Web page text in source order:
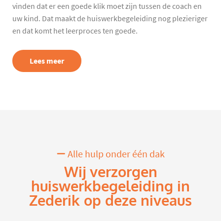
vinden dat er een goede klik moet zijn tussen de coach en
uw kind. Dat maakt de huiswerkbegeleiding nog plezieriger
en dat komt het leerproces ten goede.
Lees meer
Alle hulp onder één dak
Wij verzorgen
huiswerkbegeleiding in
Zederik op deze niveaus